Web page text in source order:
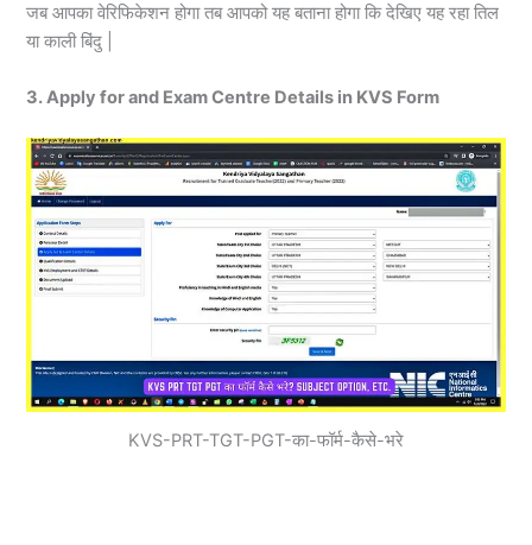
जब आपका वेरिफिकेशन होगा तब आपको यह बताना होगा कि देखिए यह रहा तिल
या काली बिंदु |
3. Apply for and Exam Centre Details in KVS Form
KVS-PRT-TGT-PGT-का-फॉर्म-कैसे-भरे